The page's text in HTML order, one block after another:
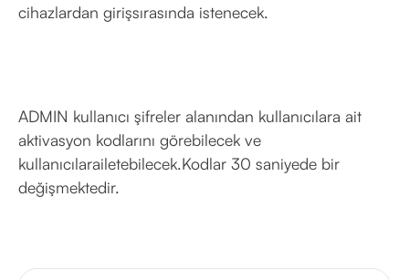
cihazlardan girişsırasında istenecek.
ADMIN kullanıcı şifreler alanından kullanıcılara ait
aktivasyon kodlarını görebilecek ve
kullanıcılarailetebilecek.Kodlar 30 saniyede bir
değişmektedir.